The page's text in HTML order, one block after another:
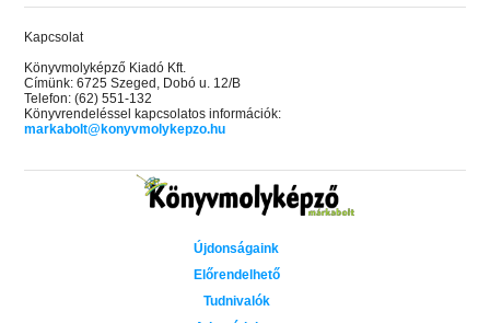
Kapcsolat
Könyvmolyképző Kiadó Kft.
Címünk: 6725 Szeged, Dobó u. 12/B
Telefon: (62) 551-132
Könyvrendeléssel kapcsolatos információk:
markabolt@konyvmolykepzo.hu
Újdonságaink
Előrendelhető
Tudnivalók